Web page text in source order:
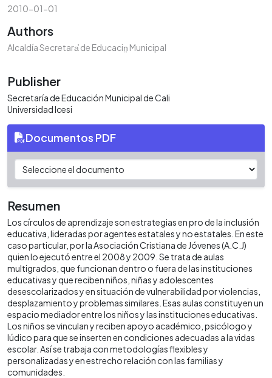
2010-01-01
Authors
Alcaldía Secretara̕ de Educacin̤ Municipal
Publisher
Secretaría de Educación Municipal de Cali
Universidad Icesi
Documentos PDF
Resumen
Los círculos de aprendizaje son estrategias en pro de la inclusión
educativa, lideradas por agentes estatales y no estatales. En este
caso particular, por la Asociación Cristiana de Jóvenes (A.C.J)
quien lo ejecutó entre el 2008 y 2009. Se trata de aulas
multigrados, que funcionan dentro o fuera de las instituciones
educativas y que reciben niños, niñas y adolescentes
desescolarizados y en situación de vulnerabilidad por violencias,
desplazamiento y problemas similares. Esas aulas constituyen un
espacio mediador entre los niños y las instituciones educativas.
Los niños se vinculan y reciben apoyo académico, psicólogo y
lúdico para que se inserten en condiciones adecuadas a la vidas
escolar. Así se trabaja con metodologías flexibles y
personalizadas y en estrecho relación con las familias y
comunidades.